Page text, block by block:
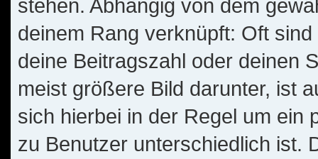
stehen. Abhängig von dem
deinem Rang verknüpft: Oft
deine Beitragszahl oder deinen
meist größere Bild darunter, ist
sich hierbei in der Regel um ein
zu Benutzer unterschiedlich ist.